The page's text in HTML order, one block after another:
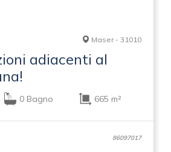
Maser - 31010
adiacenti al
0 Bagno 665 m²
86097017